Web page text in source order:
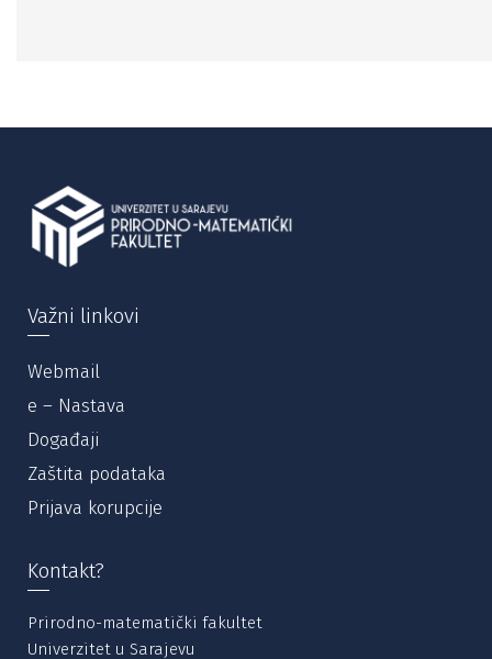
Važni linkovi
Webmail
e – Nastava
Događaji
Zaštita podataka
Prijava korupcije
Kontakt?
Prirodno-matematički fakultet
Univerzitet u Sarajevu